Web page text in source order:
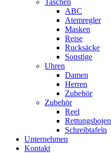
Taschen
ABC
Atemregler
Masken
Reise
Rucksäcke
Sonstige
Uhren
Damen
Herren
Zubehör
Zubehör
Reel
Rettungsbojen
Schreibtafeln
Unternehmen
Kontakt